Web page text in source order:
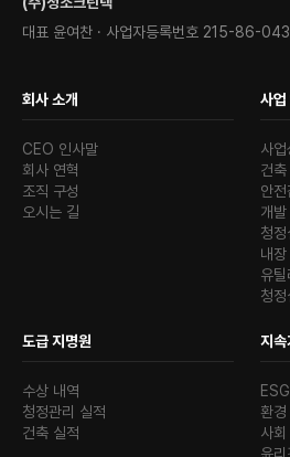
대표 윤여찬 · 사업자등록번호 215-86-
회사 소개
CEO 인사말
회사 연혁
조직 구성
오시는 길
사업
사
건
안
개
청
내
유
청정
도급 지명원
수상 내역
청정관리 실적
건축 실적
지속
환경
사회